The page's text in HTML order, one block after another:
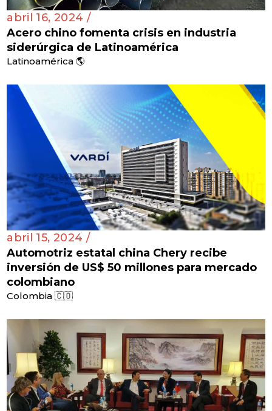
abril 16, 2024 /
Acero chino fomenta crisis en industria
siderúrgica de Latinoamérica
Latinoamérica 🌎
abril 15, 2024 /
Automotriz estatal china Chery recibe
inversión de US$ 50 millones para mercado
colombiano
Colombia 🇨🇴